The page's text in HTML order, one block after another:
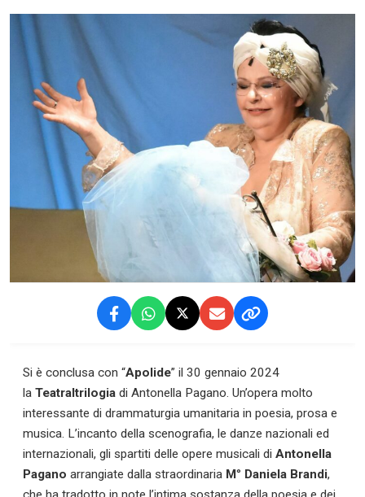
Si è conclusa con “Apolide” il 30 gennaio 2024
la Teatraltrilogia di Antonella Pagano. Un’opera molto
interessante di drammaturgia umanitaria in poesia, prosa e
musica. L’incanto della scenografia, le danze nazionali ed
internazionali, gli spartiti delle opere musicali di Antonella
Pagano arrangiate dalla straordinaria M° Daniela Brandi,